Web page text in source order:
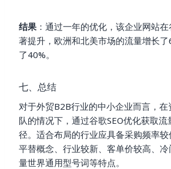
结果 ：通过一年的优化，该企业网站
著提升，欧洲和北美市场的流量增长
了40%。
七、总结
对于外贸B2B行业的中小企业而言，
队的情况下，通过谷歌SEO优化获取
径。适合布局的行业应具备采购频率
平替概念、行业较新、客单价较高、
量世界通用型号词等特点。